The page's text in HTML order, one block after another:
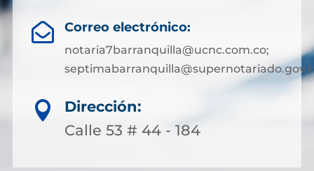
 Correo electrónico:
notaria7barranquilla@ucnc.com.co;

Dirección:
Calle 53 # 44 - 184